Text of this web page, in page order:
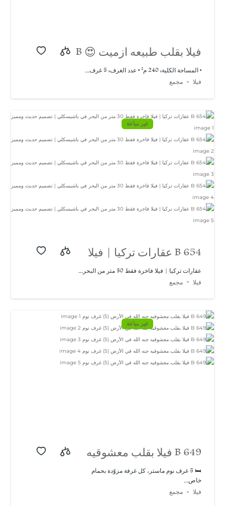
فيلا بقلب طبيعه ازميت 😍 B
658
• المساحة الكلية: 240 م² • عدد الغرف: 5 غرف...
فيلا
مجمع
غير مباعة
B 654 عقارات تركيا | فيلا
فاخرة فقط 30 متر من
البحر في باشيسكلي |
تصميم حديث ومميز
عقارات تركيا | فيلا فاخرة فقط 30 متر من البحر...
فيلا
مجمع
غير مباعة
B 649 فيلا بقلب معشوقيه
جنه الله في الأرض (5)
غرف نوم
🛏️ 5 غرف نوم ماستر، كل غرفة مزوّدة بحمام
خاص...
فيلا
مجمع